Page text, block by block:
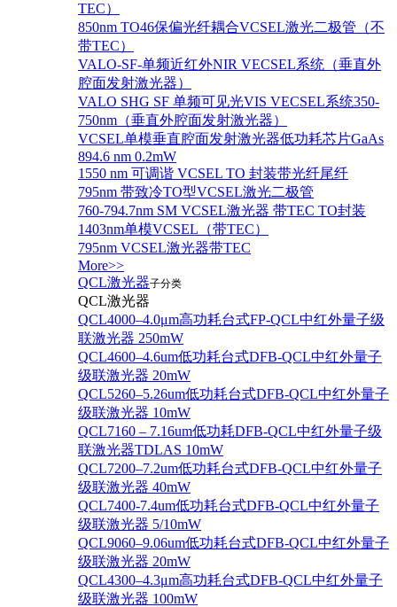
TEC）
850nm TO46保偏光纤耦合VCSEL激光二极管（不
带TEC）
VALO-SF-单频近红外NIR VECSEL系统（垂直外
腔面发射激光器）
VALO SHG SF 单频可见光VIS VECSEL系统350-
750nm（垂直外腔面发射激光器）
VCSEL单模垂直腔面发射激光器低功耗芯片GaAs
894.6 nm 0.2mW
1550 nm 可调谐 VCSEL TO 封装带光纤尾纤
795nm 带致冷TO型VCSEL激光二极管
760-794.7nm SM VCSEL激光器 带TEC TO封装
1403nm单模VCSEL（带TEC）
795nm VCSEL激光器带TEC
More>>
QCL激光器子分类
QCL激光器
QCL4000–4.0μm高功耗台式FP-QCL中红外量子级
联激光器 250mW
QCL4600–4.6um低功耗台式DFB-QCL中红外量子
级联激光器 20mW
QCL5260–5.26um低功耗台式DFB-QCL中红外量子
级联激光器 10mW
QCL7160 – 7.16um低功耗DFB-QCL中红外量子级
联激光器TDLAS 10mW
QCL7200–7.2um低功耗台式DFB-QCL中红外量子
级联激光器 40mW
QCL7400-7.4um低功耗台式DFB-QCL中红外量子
级联激光器 5/10mW
QCL9060–9.06um低功耗台式DFB-QCL中红外量子
级联激光器 20mW
QCL4300–4.3μm高功耗台式DFB-QCL中红外量子
级联激光器 100mW